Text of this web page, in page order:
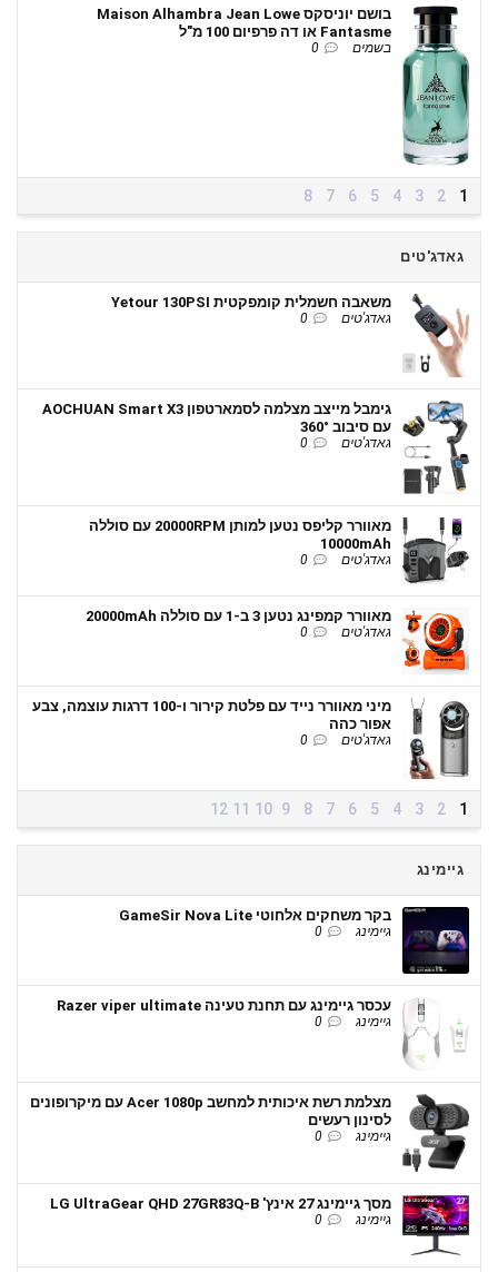
בושם יוניסקס Maison Alhambra Jean Lowe
Fantasme או דה פרפיום 100 מ"ל
בשמים 0
1
2
3
4
5
6
7
8
גאדג'טים
משאבה חשמלית קומפקטית Yetour 130PSI
גאדג'טים 0
גימבל מייצב מצלמה לסמארטפון AOCHUAN Smart X3
עם סיבוב 360°
גאדג'טים 0
מאוורר קליפס נטען למותן 20000RPM עם סוללה
10000mAh
גאדג'טים 0
מאוורר קמפינג נטען 3 ב-1 עם סוללה 20000mAh
גאדג'טים 0
מיני מאוורר נייד עם פלטת קירור ו-100 דרגות עוצמה, צבע
אפור כהה
גאדג'טים 0
1
2
3
4
5
6
7
8
9
10
11
12
גיימינג
בקר משחקים אלחוטי GameSir Nova Lite
גיימינג 0
עכסר גיימינג עם תחנת טעינה Razer viper ultimate
גיימינג 0
מצלמת רשת איכותית למחשב Acer 1080p עם מיקרופונים
לסינון רעשים
גיימינג 0
מסך גיימינג 27 אינץ' LG UltraGear QHD 27GR83Q-B
גיימינג 0